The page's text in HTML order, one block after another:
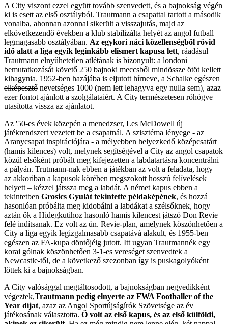
A City viszont ezzel együtt tovább szenvedett, és a bajnokság végén
ki is esett az első osztályból. Trautmann a csapattal tartott a második
vonalba, ahonnan azonnal sikerült a visszajutás, majd az
elkövetkezendő években a klub stabilizálta helyét az angol futball
legmagasabb osztályában. Az egykori náci közellenségből rövid
idő alatt a liga egyik leginkább elismert kapusa lett, ráadásul
Trautmann elnyűhetetlen atlétának is bizonyult: a londoni
bemutatkozását követő 250 bajnoki meccsből mindössze ötöt kellett
kihagynia. 1952-ben hazájába is eljutott hírneve, a Schalke egészen
elképesztő nevetséges 1000 (nem lett lehagyva egy nulla sem), azaz
ezer fontot ajánlott a szolgálataiért. A City természetesen röhögve
utasította vissza az ajánlatot.
Az '50-es évek közepén a menedzser, Les McDowell új
játékrendszert vezetett be a csapatnál. A szisztéma lényege - az
Aranycsapat inspirációjára - a mélyebben helyezkedő középcsatárt
(hamis kilences) volt, melynek segítségével a City az angol csapatok
közül elsőként próbált meg kifejezetten a labdatartásra koncentrálni
a pályán. Trutmann-nak ebben a játékban az volt a feladata, hogy –
az akkoriban a kapusok körében megszokott hosszú felívelések
helyett – kézzel játssza meg a labdát. A német kapus ebben a
tekintetben Grosics Gyulát tekintette példaképének, és hozzá
hasonlóan próbálta meg kidobálni a labdákat a szélsőknek, hogy
aztán ők a Hidegkutihoz hasonló hamis kilencest játszó Don Revie
felé indítsanak. Ez volt az ún. Revie-plan, amelynek köszönhetően a
City a liga egyik legizgalmasabb csapatává alakult, és 1955-ben
egészen az FA-kupa döntőjéig jutott. Itt ugyan Trautmannék egy
korai gólnak köszönhetően 3-1-es vereséget szenvedtek a
Newcastle-től, de a következő szezonban így is puskagolyóként
lőttek ki a bajnokságban.
A City valósággal megtáltosodott, a bajnokságban negyedikként
végeztek,Trautmann pedig elnyerte az FWA Footballer of the
Year díjat, azaz az Angol Sportújságírók Szövetsége az év
játékosának választotta. Ő volt az első kapus, és az első külföldi,